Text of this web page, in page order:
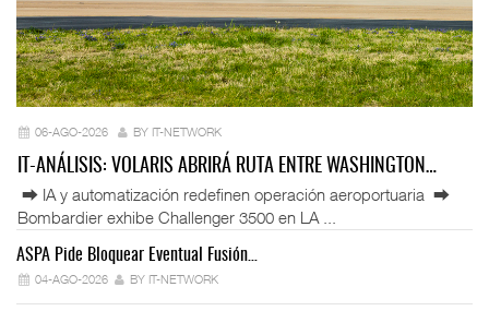
06-AGO-2026 BY IT-NETWORK
IT-ANÁLISIS: VOLARIS ABRIRÁ RUTA ENTRE WASHINGTON…
⮕ IA y automatización redefinen operación aeroportuaria ⮕
Bombardier exhibe Challenger 3500 en LA ...
ASPA Pide Bloquear Eventual Fusión…
04-AGO-2026 BY IT-NETWORK